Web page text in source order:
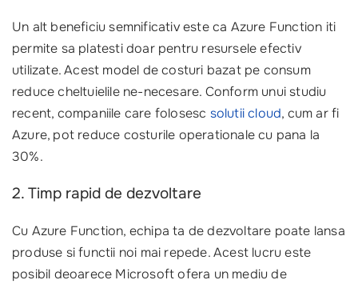
Un alt beneficiu semnificativ este ca Azure Function iti
permite sa platesti doar pentru resursele efectiv
utilizate. Acest model de costuri bazat pe consum
reduce cheltuielile ne-necesare. Conform unui studiu
recent, companiile care folosesc solutii cloud, cum ar fi
Azure, pot reduce costurile operationale cu pana la
30%.
2. Timp rapid de dezvoltare
Cu Azure Function, echipa ta de dezvoltare poate lansa
produse si functii noi mai repede. Acest lucru este
posibil deoarece Microsoft ofera un mediu de